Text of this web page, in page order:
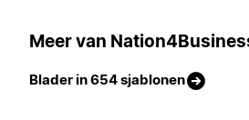
Meer van
Blader in 654 sjablonen